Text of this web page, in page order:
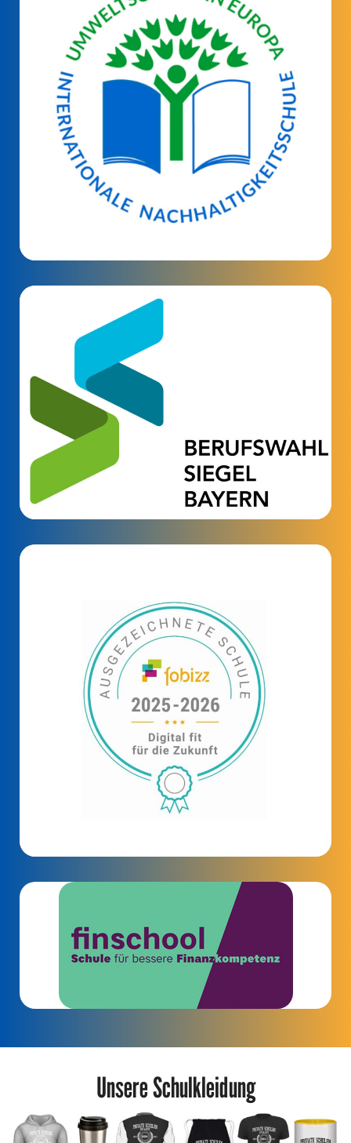
Unsere Schulkleidung